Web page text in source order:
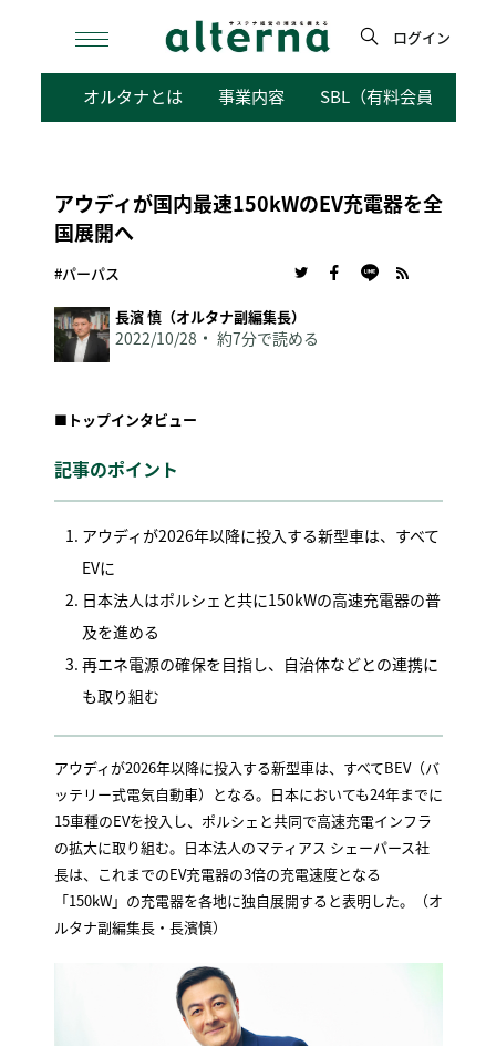
検
ログイン
オルタナとは 事業内容 SBL（有料会員向けサ
アウディが国内最速150kWのEV充電器を全
国展開へ
#パーパス
長濱 慎（オルタナ副編集長）
2022/10/28 約7分で読める
■ トップインタビュー
記事のポイント
アウディが2026年以降に投入する新型車は、すべて
EVに
日本法人はポルシェと共に150kWの高速充電器の普
及を進める
再エネ電源の確保を目指し、自治体などとの連携に
も取り組む
アウディが2026年以降に投入する新型車は、すべてBEV（バ
ッテリー式電気自動車）となる。日本においても24年までに
15車種のEVを投入し、ポルシェと共同で高速充電インフラ
の拡大に取り組む。日本法人のマティアス シェーパース社
長は、これまでのEV充電器の3倍の充電速度となる
「150kW」の充電器を各地に独自展開すると表明した。（オ
ルタナ副編集長・長濱慎）